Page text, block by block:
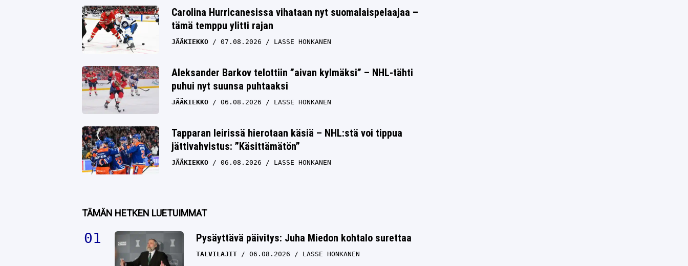
Twitter
Whatsapp
Carolina Hurricanesissa vihataan nyt suomalaispelaajaa –
tämä temppu ylitti rajan
JÄÄKIEKKO 07.08.2026 LASSE HONKANEN
Aleksander Barkov telottiin ”aivan kylmäksi” – NHL-tähti
puhui nyt suunsa puhtaaksi
JÄÄKIEKKO 06.08.2026 LASSE HONKANEN
Tapparan leirissä hierotaan käsiä – NHL:stä voi tippua
jättivahvistus: ”Käsittämätön”
JÄÄKIEKKO 06.08.2026 LASSE HONKANEN
TÄMÄN HETKEN LUETUIMMAT
Pysäyttävä päivitys: Juha Miedon kohtalo surettaa
TALVILAJIT 06.08.2026 LASSE HONKANEN